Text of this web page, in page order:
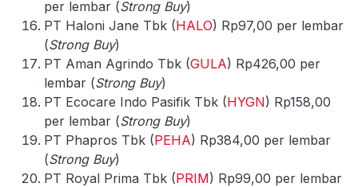
per lembar (Strong Buy)
PT Haloni Jane Tbk (HALO) Rp97,00 per lembar
(Strong Buy)
PT Aman Agrindo Tbk (GULA) Rp426,00 per
lembar (Strong Buy)
PT Ecocare Indo Pasifik Tbk (HYGN) Rp158,00
per lembar (Strong Buy)
PT Phapros Tbk (PEHA) Rp384,00 per lembar
(Strong Buy)
PT Royal Prima Tbk (PRIM) Rp99,00 per lembar